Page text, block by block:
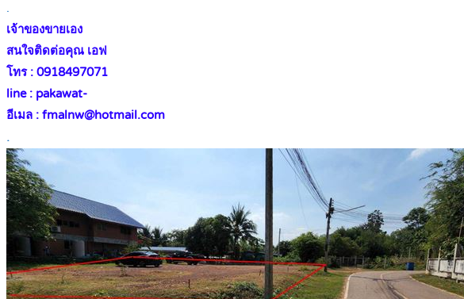
.
เจ้าของขายเอง
สนใจติดต่อคุณ เอฟ
โทร : 0918497071
line : pakawat-
อีเมล : fmalnw@hotmail.com
.